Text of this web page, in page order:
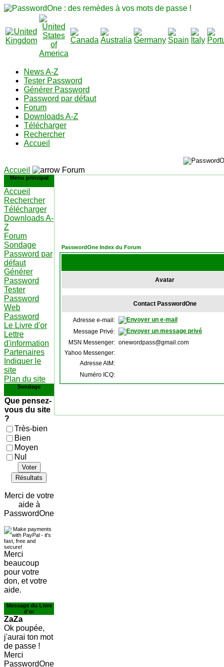
News A-Z
Tester Password
Générer Password
Password par défaut
Forum
Downloads A-Z
Télécharger
Rechercher
Accueil
Accueil
Forum
Menu principal
Accueil
Rechercher
Télécharger
Downloads A-
Z
Forum
Sondage
Password par
défaut
Générer
Password
Tester
Password
Web
Password
Le Livre d'or
Lettre
d'information
Partenaires
Indiquer le
site
Plan du site
Sondage
Que pensez-
vous du site
?
Très-bien
Bien
Moyen
Nul
Voter
Résultats
Merci de votre
aide à
PasswordOne
Merci
beaucoup
pour votre
don, et votre
aide.
Message du Livre
d'or
ZaZa
Ok poupée,
j'aurai ton mot
de passe !
Merci
PasswordOne
PasswordOne Index du Forum
Avatar
Contact PasswordOne
Adresse e-mail:
Message Privé:
MSN Messenger: onewordpass@gmail.com
Yahoo Messenger:
Adresse AIM:
Numéro ICQ: